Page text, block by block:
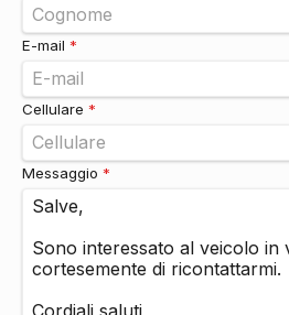
E-mail *
Cellulare *
Messaggio *